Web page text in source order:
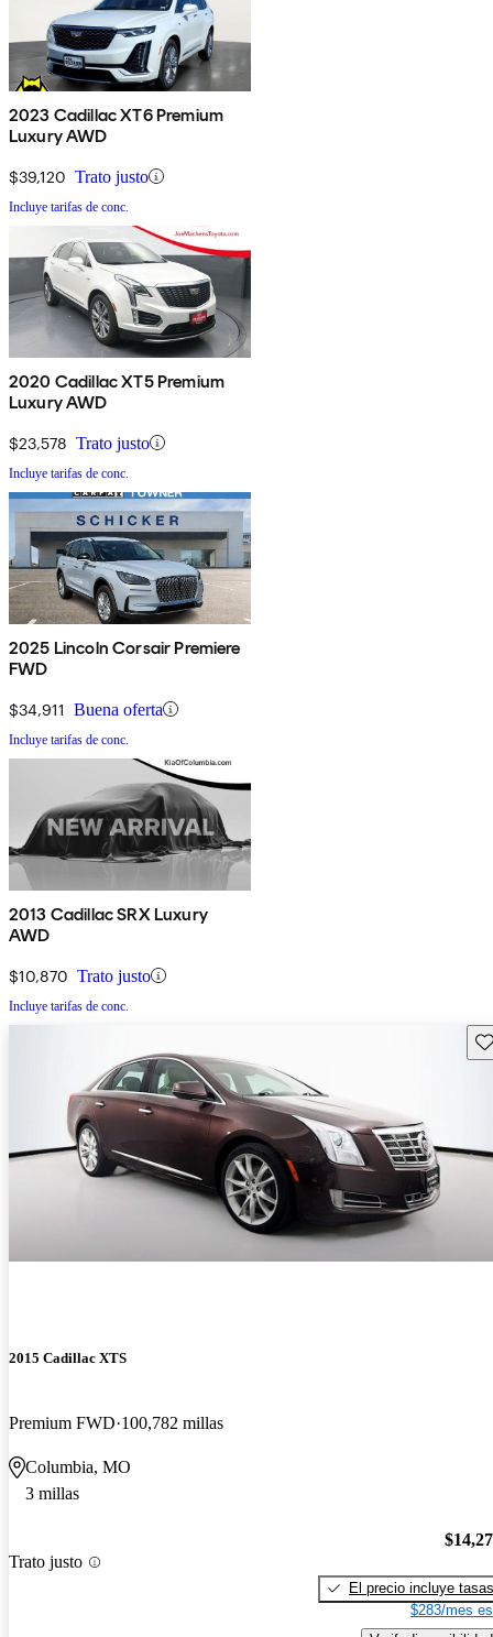
2023 Cadillac XT6 Premium
Luxury AWD
$39,120 Trato justo
Incluye tarifas de conc.
2020 Cadillac XT5 Premium
Luxury AWD
$23,578 Trato justo
Incluye tarifas de conc.
2025 Lincoln Corsair Premiere
FWD
$34,911 Buena oferta
Incluye tarifas de conc.
2013 Cadillac SRX Luxury
AWD
$10,870 Trato justo
Incluye tarifas de conc.
2015 Cadillac XTS
Premium FWD 100,782 millas
Columbia, MO
3 millas
Trato justo
El precio incluye tasas
$283/mes